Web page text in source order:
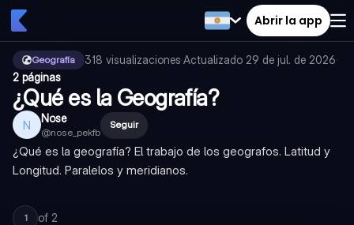
Abrir la app
Geografía 318 visualizaciones·Actualizado 29 de jul. de 2026·
2 páginas
¿Qué es la Geografía?
N Nose
@nose_pekfb
Seguir
¿Qué es la geografía? El trabajo de los geografos. Latitud y
Longitud. Paralelos y meridianos.
1 of 2